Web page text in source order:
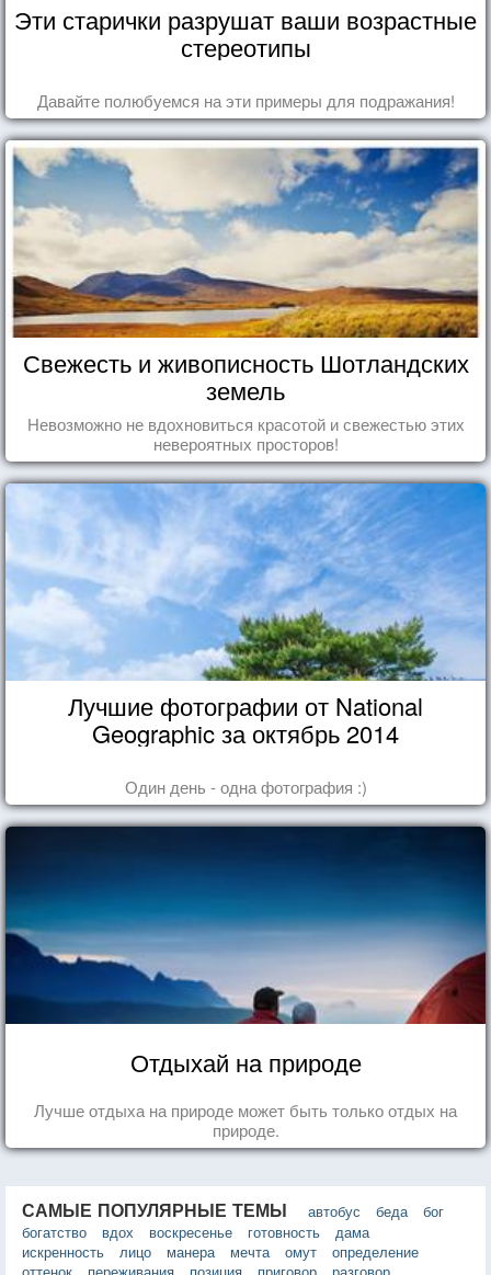
Эти старички разрушат ваши возрастные
стереотипы
Давайте полюбуемся на эти примеры для подражания!
Свежесть и живописность Шотландских
земель
Невозможно не вдохновиться красотой и свежестью этих
невероятных просторов!
Лучшие фотографии от National
Geographic за октябрь 2014
Один день - одна фотография :)
Отдыхай на природе
Лучше отдыха на природе может быть только отдых на
природе.
САМЫЕ ПОПУЛЯРНЫЕ ТЕМЫ автобус беда
бог
богатство
вдох воскресенье готовность
дама
искренность
лицо манера мечта омут
определение